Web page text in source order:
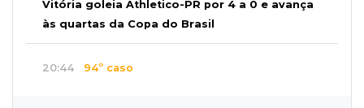
Vitória goleia Athletico-PR por 4 a 0 e avança
às quartas da Copa do Brasil
20:44 94º caso